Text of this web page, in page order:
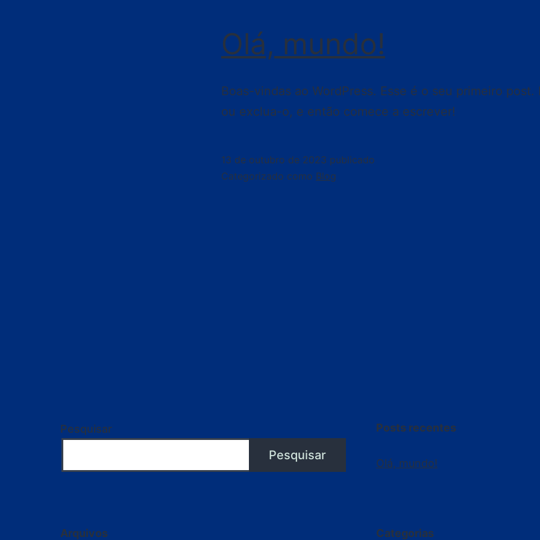
Olá, mundo!
Boas-vindas ao WordPress. Esse é o seu primeiro post.
ou exclua-o, e então comece a escrever!
13 de outubro de 2023 publicado
Categorizado como Blog
Pesquisar
Pesquisar
Posts recentes
Olá, mundo!
Arquivos Categorias